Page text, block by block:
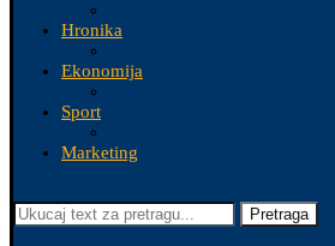
Hronika
Ekonomija
Sport
Marketing
Pretraga